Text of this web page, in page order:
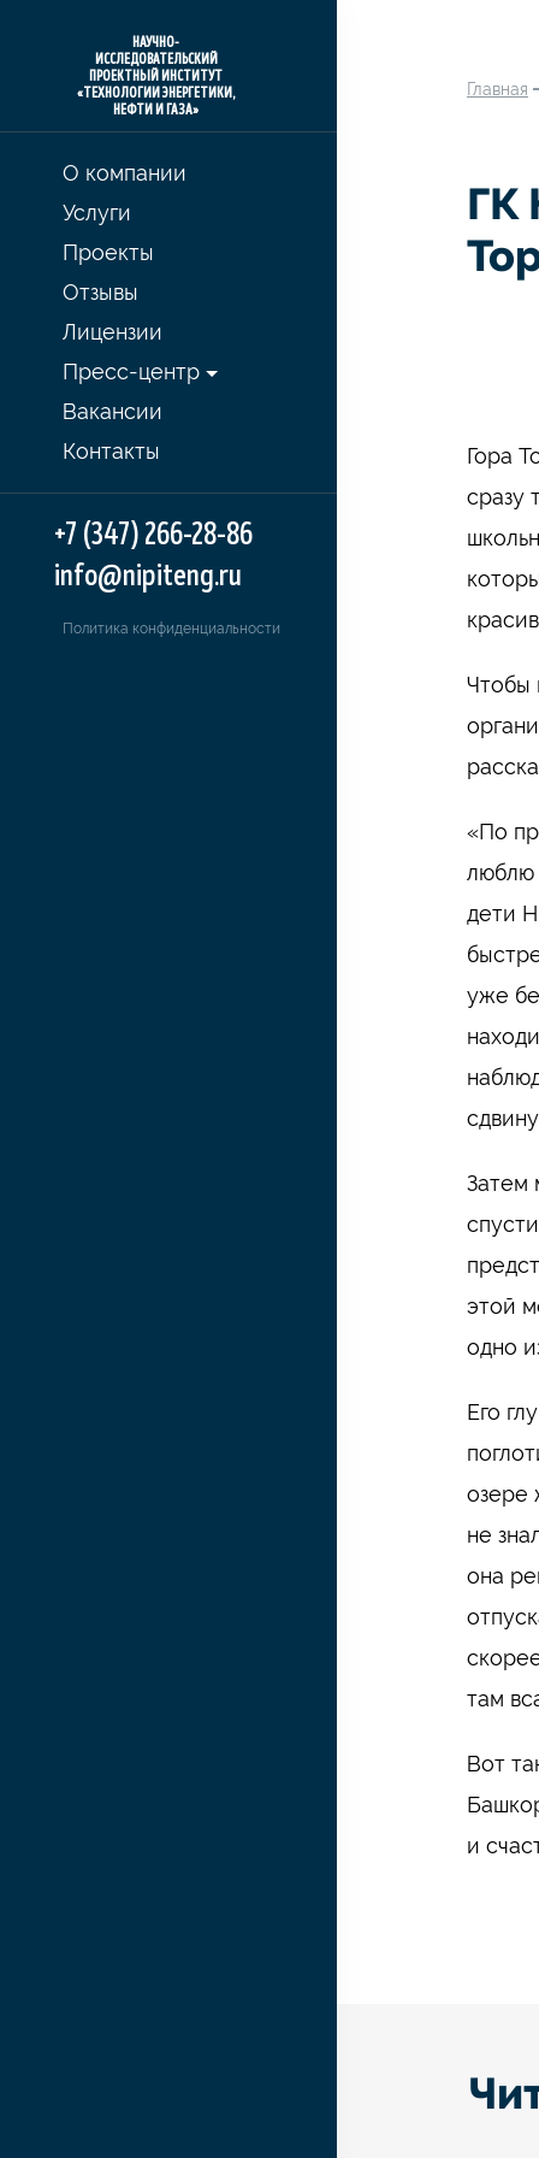
НАУЧНО-
ИССЛЕДОВАТЕЛЬСКИЙ
ПРОЕКТНЫЙ ИНСТИТУТ
«ТЕХНОЛОГИИ ЭНЕРГЕТИКИ,
НЕФТИ И ГАЗА»
О компании
Услуги
Проекты
Отзывы
Лицензии
Пресс-центр
Вакансии
Контакты
+7 (347) 266-28-86
info@nipiteng.ru
Политика конфиденциальности
Главная
ГК
Гора
сразу
Чтобы
«По
люблю
дети
уже
Затем
этой
одно
Его
озере
не
она
там
Вот
и